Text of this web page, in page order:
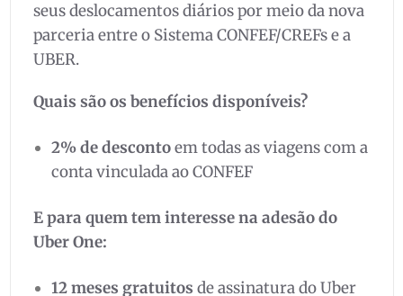
seus deslocamentos diários por meio da nova
parceria entre o Sistema CONFEF/CREFs e a
UBER.
Quais são os benefícios disponíveis?
2% de descontoem todas as viagens com a
conta vinculada ao CONFEF
E para quem tem interesse na adesão do
Uber One:
12 meses gratuitos de assinatura do Uber